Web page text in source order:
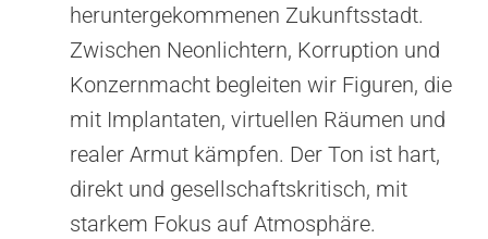
heruntergekommenen Zukunftsstadt.
Zwischen Neonlichtern, Korruption und
Konzernmacht begleiten wir Figuren, die
mit Implantaten, virtuellen Räumen und
realer Armut kämpfen. Der Ton ist hart,
direkt und gesellschaftskritisch, mit
starkem Fokus auf Atmosphäre.